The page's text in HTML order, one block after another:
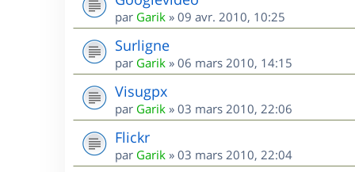
par Garik » 09 avr. 2010, 10:25
Surligne
par Garik » 06 mars 2010, 14:15
Visugpx
par Garik » 03 mars 2010, 22:06
Flickr
par Garik » 03 mars 2010, 22:04